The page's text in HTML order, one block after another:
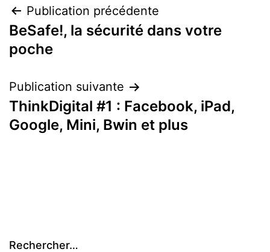
Navigation
de
Publication précédente
BeSafe!, la sécurité dans votre
poche
Publication suivante
ThinkDigital #1 : Facebook, iPad,
Google, Mini, Bwin et plus
Rechercher…